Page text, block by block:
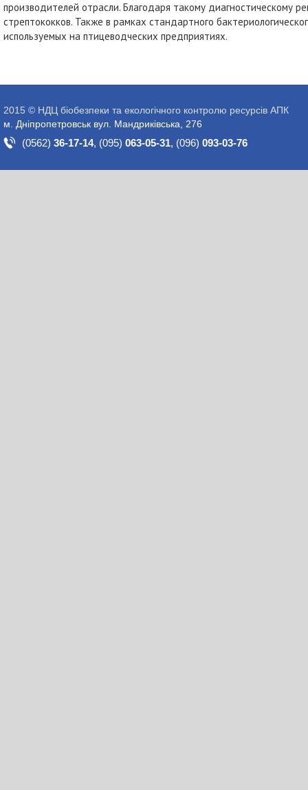
производителей отрасли. Благодаря такому
стрептококков. Также в рамках стандартного
используемых на птицеводческих предприятиях.
2015 © НДЦ біобезпеки та екологічного контролю ресурсів АПК
м. Дніпропетровськ вул. Мандриківська, 276
(0562) 36-17-14, (095) 063-05-31, (096) 093-03-76